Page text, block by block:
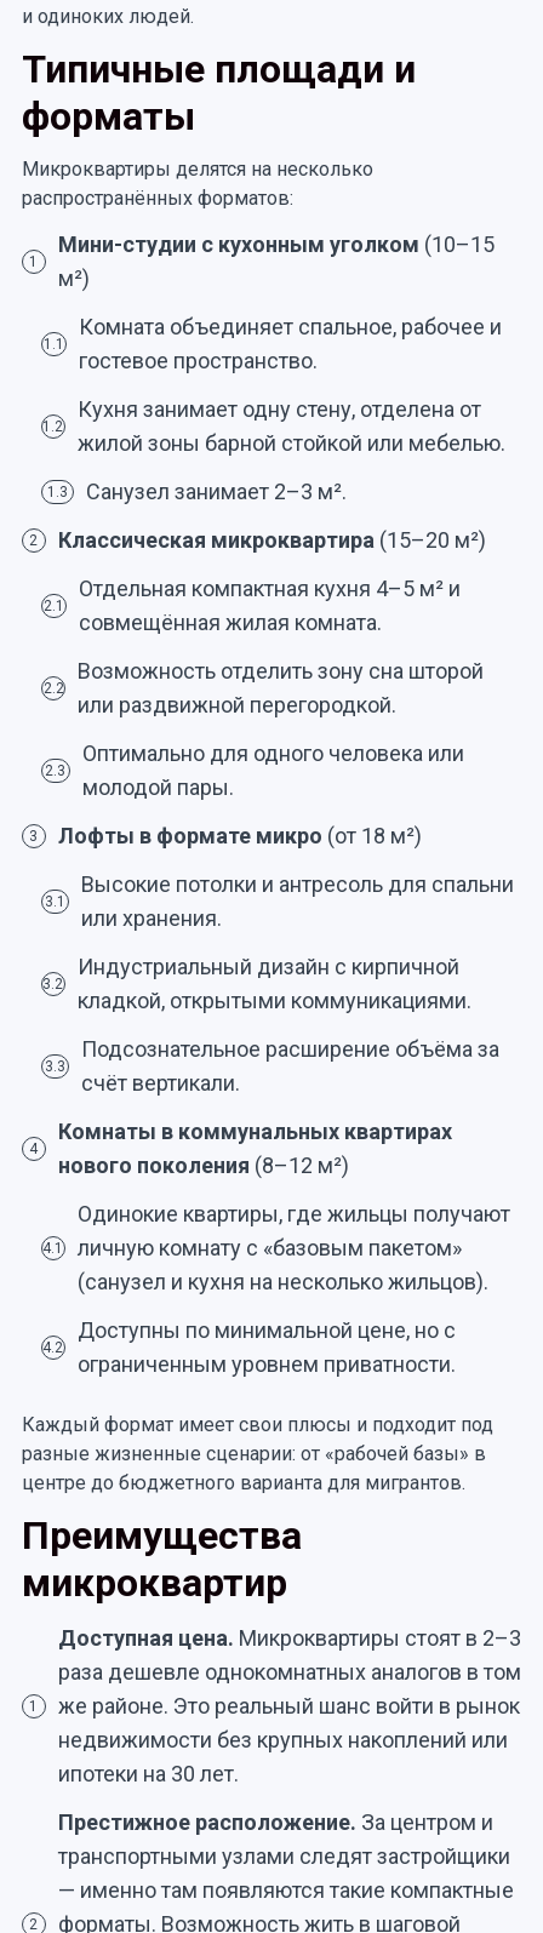
и одиноких людей.
Типичные площади и
форматы
Микроквартиры делятся на несколько
распространённых форматов:
1
Мини-студии с кухонным уголком (10–15
м²)
1.1
Комната объединяет спальное, рабочее и
гостевое пространство.
1.2
Кухня занимает одну стену, отделена от
жилой зоны барной стойкой или мебелью.
1.3 Санузел занимает 2–3 м².
2 Классическая микроквартира (15–20 м²)
2.1
Отдельная компактная кухня 4–5 м² и
совмещённая жилая комната.
2.2
Возможность отделить зону сна шторой
или раздвижной перегородкой.
2.3
Оптимально для одного человека или
молодой пары.
3 Лофты в формате микро (от 18 м²)
3.1
Высокие потолки и антресоль для спальни
или хранения.
3.2
Индустриальный дизайн с кирпичной
кладкой, открытыми коммуникациями.
3.3
Подсознательное расширение объёма за
счёт вертикали.
4
Комнаты в коммунальных квартирах
нового поколения (8–12 м²)
4.1
Одинокие квартиры, где жильцы получают
личную комнату с «базовым пакетом»
(санузел и кухня на несколько жильцов).
4.2
Доступны по минимальной цене, но с
ограниченным уровнем приватности.
Каждый формат имеет свои плюсы и подходит под
разные жизненные сценарии: от «рабочей базы» в
центре до бюджетного варианта для мигрантов.
Преимущества
микроквартир
1
Доступная цена. Микроквартиры стоят в 2–3
раза дешевле однокомнатных аналогов в том
же районе. Это реальный шанс войти в рынок
недвижимости без крупных накоплений или
ипотеки на 30 лет.
2
Престижное расположение. За центром и
транспортными узлами следят застройщики
— именно там появляются такие компактные
форматы. Возможность жить в шаговой